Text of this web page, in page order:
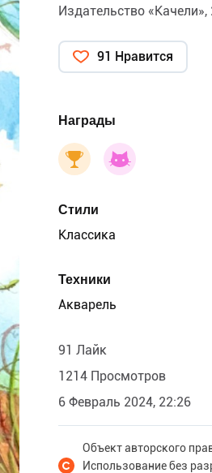
Издательство «Качели»,
91 Нравится
Награды
Стили
Классика
Техники
Акварель
91 Лайк
1214 Просмотров
6 Февраль 2024, 22:26
Объект авторского
Использование без